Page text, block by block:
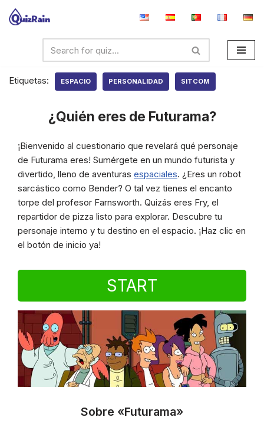
contenido
Etiquetas:
ESPACIO PERSONALIDAD SITCOM
¿Quién eres de Futurama?
¡Bienvenido al cuestionario que revelará qué personaje
de Futurama eres! Sumérgete en un mundo futurista y
divertido, lleno de aventuras espaciales. ¿Eres un robot
sarcástico como Bender? O tal vez tienes el encanto
torpe del profesor Farnsworth. Quizás eres Fry, el
repartidor de pizza listo para explorar. Descubre tu
personaje interno y tu destino en el espacio. ¡Haz clic en
el botón de inicio ya!
START
Sobre «Futurama»